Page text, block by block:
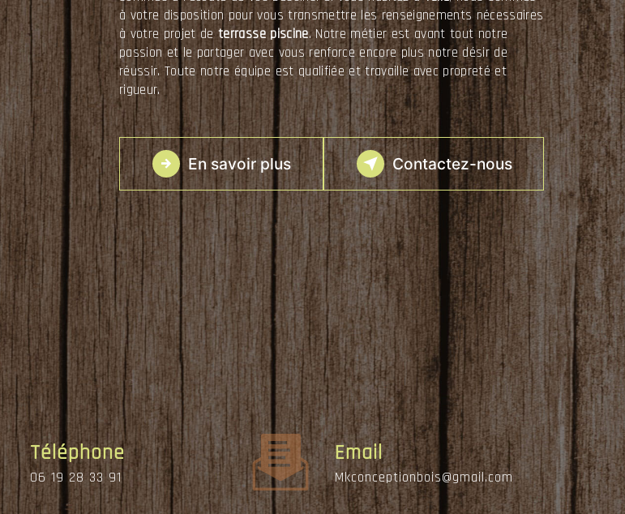
à votre disposition pour vous transmettre les renseignements nécessaires
à votre projet deterrasse piscine. Notre métier est avant tout notre
passion et le partager avec vous renforce encore plus notre désir de
réussir. Toute notre équipe est qualifiée et travaille avec propreté et
rigueur.
En savoir plus Contactez-nous
Téléphone
06 19 28 33 91
Email
mkconceptionbois@gmail.com